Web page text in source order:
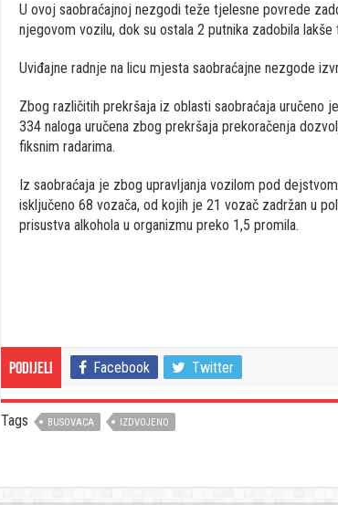
U ovoj saobraćajnoj nezgodi teže tjelesne povrede
njegovom vozilu, dok su ostala 2 putnika zadobila
Uviđajne radnje na licu mjesta saobraćajne nezgode
Zbog različitih prekršaja iz oblasti saobraćaja uručeno
334 naloga uručena zbog prekršaja prekoračenja
fiksnim radarima.
Iz saobraćaja je zbog upravljanja vozilom pod
isključeno 68 vozača, od kojih je 21 vozač zadržan u
prisustva alkohola u organizmu preko 1,5 promila.
Podijeli Facebook Twitter
Tags BUSOVACA IZDVOJENO